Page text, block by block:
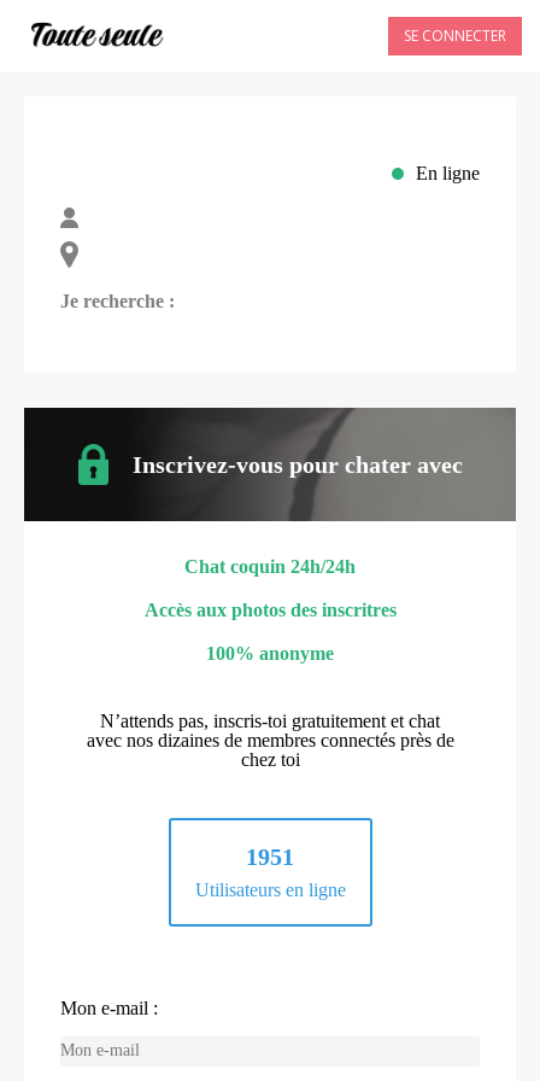
SE CONNECTER
En ligne
Je recherche :
Inscrivez-vous pour chater avec
Chat coquin 24h/24h
Accès aux photos des inscritres
100% anonyme
N’attends pas, inscris-toi gratuitement et chat
avec nos dizaines de membres connectés près de
chez toi
1951
Utilisateurs en ligne
Mon e-mail :